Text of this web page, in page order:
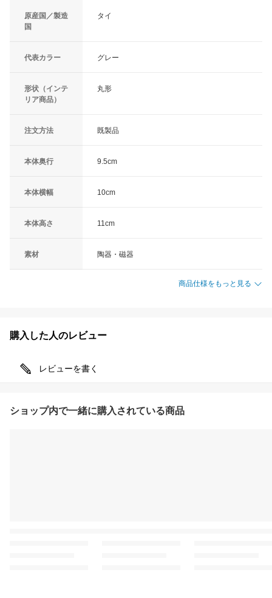
原産国／製造
国
タイ
代表カラー グレー
形状（インテ
リア商品）
丸形
注文方法 既製品
本体奥行 9.5cm
本体横幅 10cm
本体高さ 11cm
素材 陶器・磁器
商品仕様をもっと見る
購入した人のレビュー
レビューを書く
ショップ内で一緒に購入されている商品